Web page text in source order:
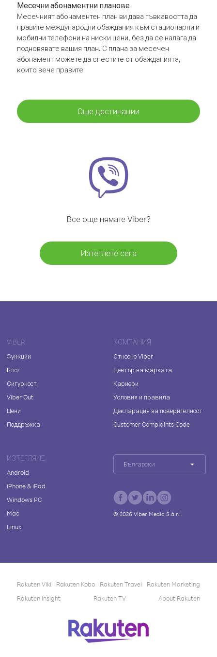
Месечни абонаментни планове
Месечният абонаментен план ви дава гъвкавостта да
правите международни обаждания към стационарни и
мобилни телефони на ниски цени, без да се налага да
подновявате вашия план. С плана за месечен
абонамент можете да спестите от обажданията,
които вече правите
Още дестинации
Все още нямате Viber?
Изтеглете сега
VIBER
Функции
Блог
Сигурност
Viber Out
Цени
Поддръжка
КОМПАНИЯ
Относно Viber
Център на марката
Кариери
Условия и правила
Декларация за поверителност
Customer Complaints Code
ИЗТЕГЛЯНЕ
Android
iPhone & iPad
Windows PC
Mac
Linux
Български
© 2026Viber Media S.à r.l.
Rakuten Viki Rakuten Kobo Rakuten Travel
Rakuten Marketing
Rakuten Insight
Rakuten TV About Rakuten